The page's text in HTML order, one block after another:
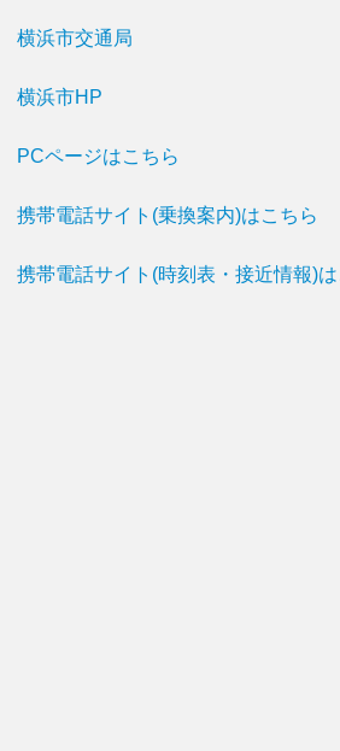
横浜市交通局
横浜市HP
PCページはこちら
携帯電話サイト(乗換案内)はこちら
携帯電話サイト(時刻表・接近情報)は